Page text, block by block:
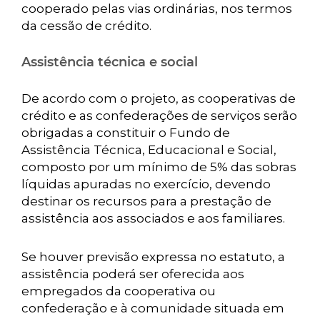
cooperado pelas vias ordinárias, nos termos
da cessão de crédito.
Assistência técnica e social
De acordo com o projeto, as cooperativas de
crédito e as confederações de serviços serão
obrigadas a constituir o Fundo de
Assistência Técnica, Educacional e Social,
composto por um mínimo de 5% das sobras
líquidas apuradas no exercício, devendo
destinar os recursos para a prestação de
assistência aos associados e aos familiares.
Se houver previsão expressa no estatuto, a
assistência poderá ser oferecida aos
empregados da cooperativa ou
confederação e à comunidade situada em